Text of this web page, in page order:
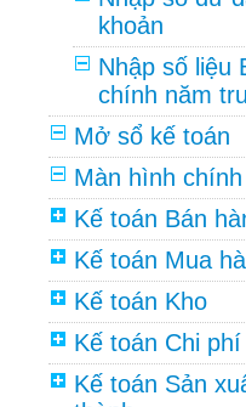
khoản
Nhập số liệu
chính năm
Mở sổ kế toán
Màn hình chính
Kế toán Bán
Kế toán Mua
Kế toán Kho
Kế toán Chi phí
Kế toán Sản